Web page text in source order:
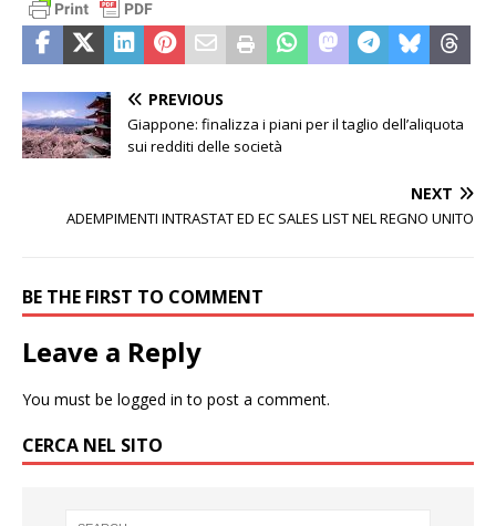
PREVIOUS
Giappone: finalizza i piani per il taglio dell’aliquota
sui redditi delle società
NEXT
ADEMPIMENTI INTRASTAT ED EC SALES LIST NEL REGNO UNITO
BE THE FIRST TO COMMENT
Leave a Reply
You must be logged in to post a comment.
CERCA NEL SITO